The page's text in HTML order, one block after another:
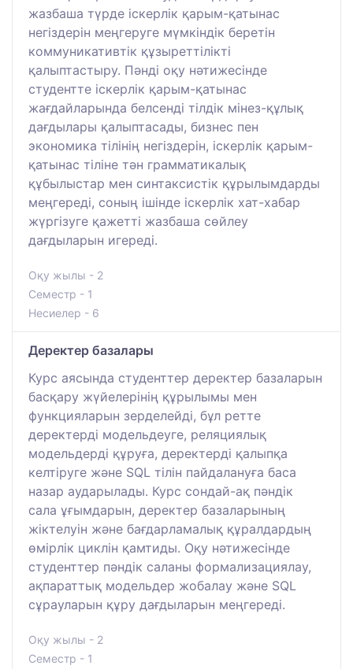
жазбаша түрде іскерлік қарым-қатынас
негіздерін меңгеруге мүмкіндік беретін
коммуникативтік құзыреттілікті
қалыптастыру. Пәнді оқу нәтижесінде
студентте іскерлік қарым-қатынас
жағдайларында белсенді тілдік мінез-құлық
дағдылары қалыптасады, бизнес пен
экономика тілінің негіздерін, іскерлік қарым-
қатынас тіліне тән грамматикалық
құбылыстар мен синтаксистік құрылымдарды
меңгереді, соның ішінде іскерлік хат-хабар
жүргізуге қажетті жазбаша сөйлеу
дағдыларын игереді.
Оқу жылы - 2
Семестр - 1
Несиелер - 6
Деректер базалары
Курс аясында студенттер деректер базаларын
басқару жүйелерінің құрылымы мен
функцияларын зерделейді, бұл ретте
деректерді модельдеуге, реляциялық
модельдерді құруға, деректерді қалыпқа
келтіруге және SQL тілін пайдалануға баса
назар аударылады. Курс сондай-ақ пәндік
сала ұғымдарын, деректер базаларының
жіктелуін және бағдарламалық құралдардың
өмірлік циклін қамтиды. Оқу нәтижесінде
студенттер пәндік саланы формализациялау,
ақпараттық модельдер жобалау және SQL
сұрауларын құру дағдыларын меңгереді.
Оқу жылы - 2
Семестр - 1